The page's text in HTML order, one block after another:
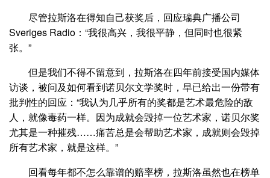
尽管拉斯洛在得知自己获奖后，回应瑞典广播公司
Sveriges Radio：“我很高兴，我很平静，但同时也很紧
张。”
但是我们不得不留意到，拉斯洛在四年前接受国内媒体
访谈，被问及如何看到诺贝尔文学奖时，早已给出一份带有
批判性的回应：“我认为几乎所有的奖都是艺术最危险的敌
人，就像毒药一样。因为成就会毁掉一位艺术家，诺贝尔奖
尤其是一种摧残……痛苦总是会帮助艺术家，成就则会毁掉
所有艺术家，就是这样。”
回看每年都不怎么靠谱的赔率榜，拉斯洛虽然也在榜单